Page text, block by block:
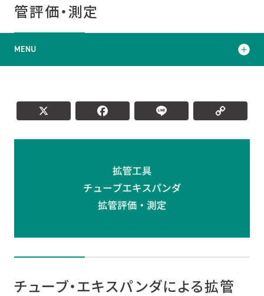
管評価・測定
MENU
拡管の測定と評価
チューブ・エキスパンダによる拡管